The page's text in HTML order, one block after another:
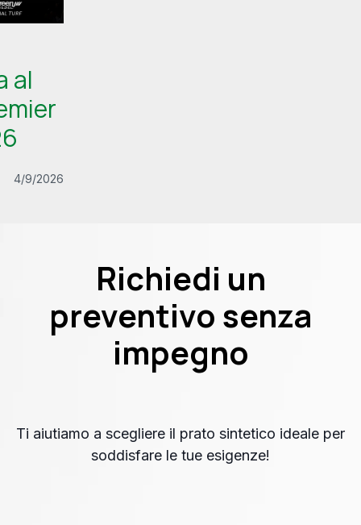
al
4/9/2026
Richiedi un
preventivo senza
impegno
Ti aiutiamo a scegliere il prato sintetico ideale per
soddisfare le tue esigenze!